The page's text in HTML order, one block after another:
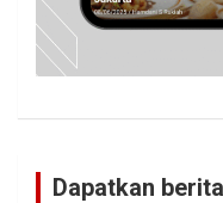
Dapatkan